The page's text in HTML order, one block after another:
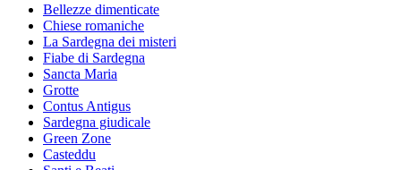
Bellezze dimenticate
Chiese romaniche
La Sardegna dei misteri
Fiabe di Sardegna
Sancta Maria
Grotte
Contus Antigus
Sardegna giudicale
Green Zone
Casteddu